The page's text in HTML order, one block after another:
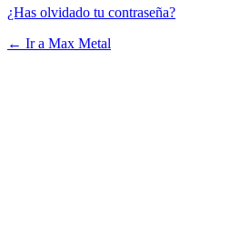
¿Has olvidado tu contraseña?
← Ir a Max Metal